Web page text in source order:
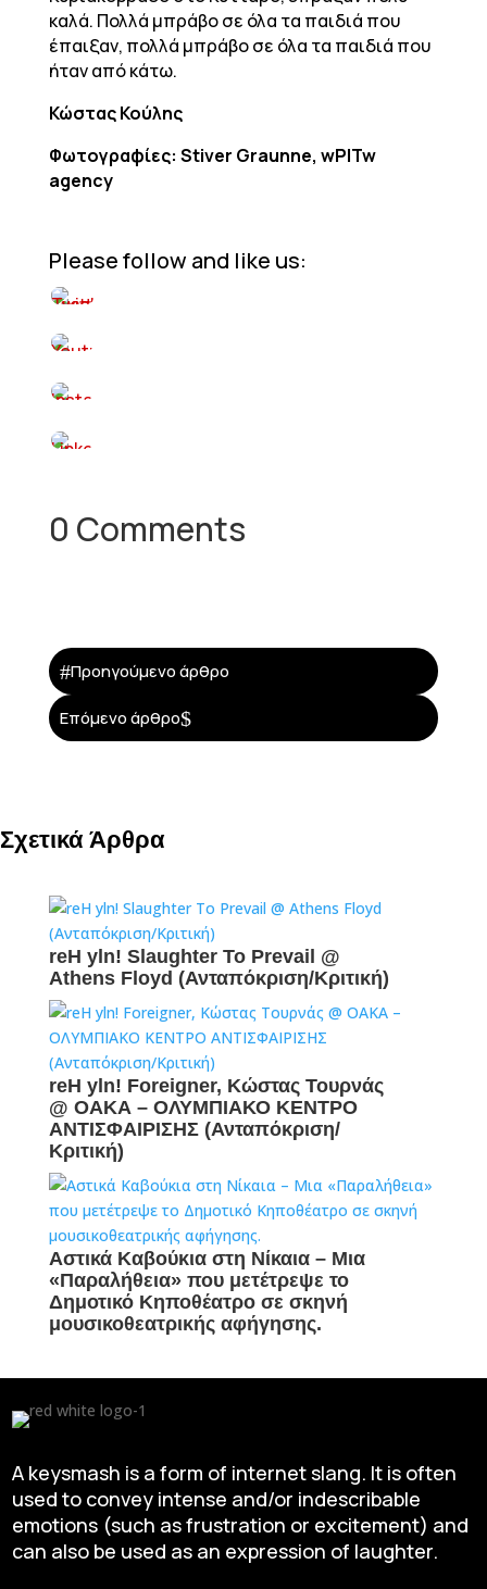
καλά. Πολλά μπράβο σε όλα τα παιδιά που
έπαιξαν, πολλά μπράβο σε όλα τα παιδιά που
ήταν από κάτω.
Κώστας Κούλης
Φωτογραφίες: Stiver Graunne, wPITw
agency
Please follow and like us:
0 Comments
#Προηγούμενο άρθρο
Επόμενο άρθρο$
Σχετικά Άρθρα
reH yln! Slaughter To Prevail @
Athens Floyd (Ανταπόκριση/Κριτική)
reH yln! Foreigner, Κώστας Τουρνάς
@ ΟΑΚΑ – ΟΛΥΜΠΙΑΚΟ ΚΕΝΤΡΟ
ΑΝΤΙΣΦΑΙΡΙΣΗΣ (Ανταπόκριση/
Κριτική)
Αστικά Καβούκια στη Νίκαια – Mια
«Παραλήθεια» που μετέτρεψε το
Δημοτικό Κηποθέατρο σε σκηνή
μουσικοθεατρικής αφήγησης.
A keysmash is a form of internet slang. It is often
used to convey intense and/or indescribable
emotions (such as frustration or excitement) and
can also be used as an expression of laughter.